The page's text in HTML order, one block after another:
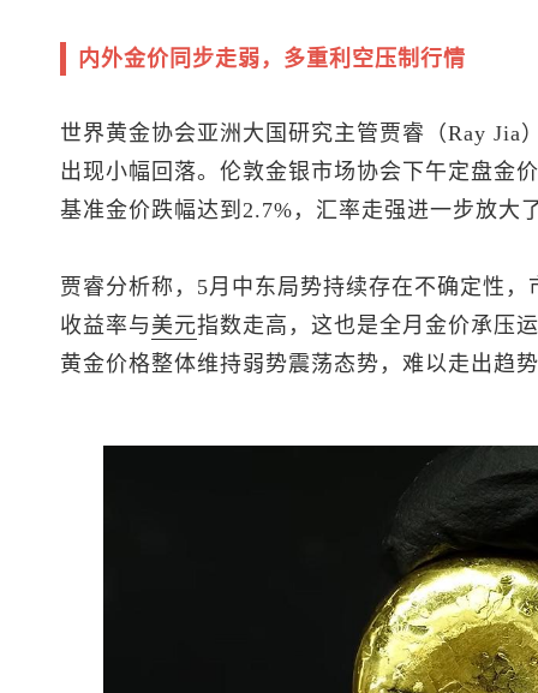
内外金价同步走弱，多重利空压制行情
世界黄金协会亚洲大国研究主管贾睿（Ray Jia
出现小幅回落。伦敦金银市场协会下午定盘金
基准金价跌幅达到2.7%，汇率走强进一步放大
贾睿分析称，5月中东局势持续存在不确定性
收益率与 美元指数走高，这也是全月金价承压
黄金价格整体维持弱势震荡态势，难以走出趋